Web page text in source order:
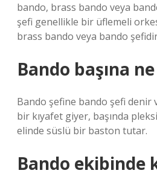
bando, brass bando veya
şefi genellikle bir üflemeli
brass bando veya bando
Bando başına
Bando şefine bando şefi denir
bir kıyafet giyer, başında
elinde süslü bir baston tutar.
Bando ekibinde